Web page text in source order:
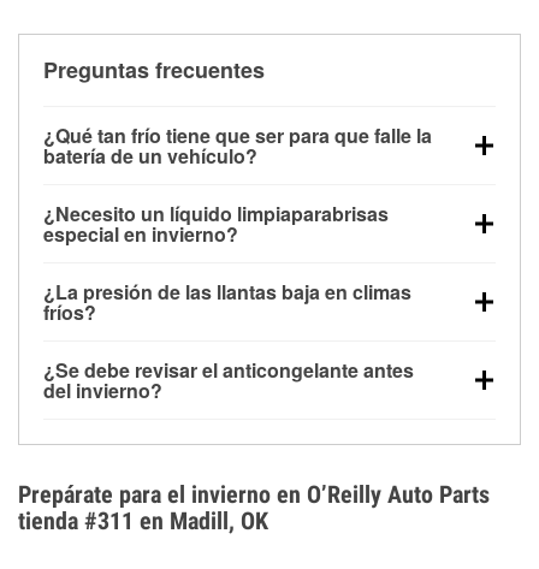
Preguntas frecuentes
¿Qué tan frío tiene que ser para que falle la
batería de un vehículo?
debajo de los 32 °F y puede perder hasta la mitad de
su potencia de arranque cerca de los 0 °F, lo que
arranque.
¿Necesito un líquido limpiaparabrisas
especial en invierno?
la congelación y ayuda a disolver la sal y la nieve
derretida en la carretera para mejorar la visibilidad.
¿La presión de las llantas baja en climas
fríos?
alrededor de 1 PSI por cada 10 °F que baja la
temperatura. Puedes obtener más información sobre
¿Se debe revisar el anticongelante antes
del invierno?
el sobrecalentamiento en condiciones de frío
extremo. Aprende cómo comprobar la protección
anticongelante en nuestra sección How-To.
Prepárate para el invierno en O’Reilly Auto Parts
tienda #311 en Madill, OK